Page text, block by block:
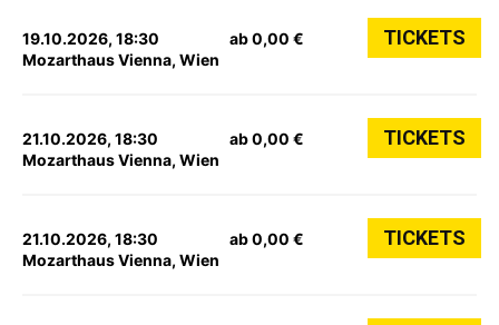
19.10.2026, 18:30
Mozarthaus Vienna, Wien
ab 0,00 € TICKETS
21.10.2026, 18:30
Mozarthaus Vienna, Wien
ab 0,00 € TICKETS
21.10.2026, 18:30
Mozarthaus Vienna, Wien
ab 0,00 € TICKETS